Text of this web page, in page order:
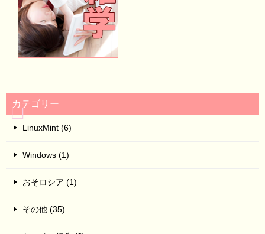
カテゴリー
LinuxMint (6)
Windows (1)
おそロシア (1)
その他 (35)